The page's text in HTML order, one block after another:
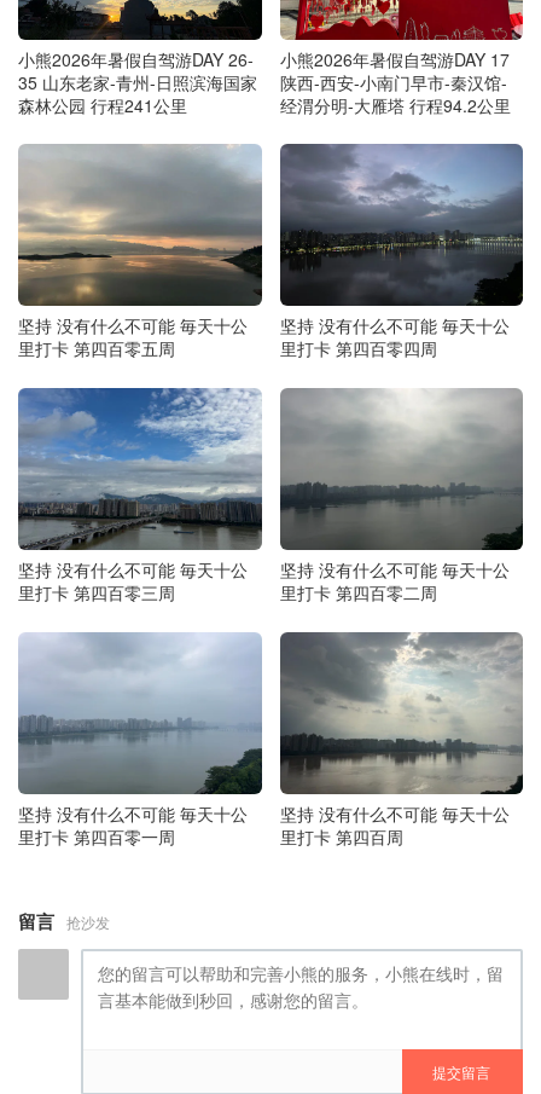
小熊2026年暑假自驾游DAY 26-
35 山东老家-青州-日照滨海国家
森林公园 行程241公里
小熊2026年暑假自驾游DAY 17
陕西-西安-小南门早市-秦汉馆-
经渭分明-大雁塔 行程94.2公里
坚持 没有什么不可能 毎天十公
里打卡 第四百零五周
坚持 没有什么不可能 毎天十公
里打卡 第四百零四周
坚持 没有什么不可能 毎天十公
里打卡 第四百零三周
坚持 没有什么不可能 毎天十公
里打卡 第四百零二周
坚持 没有什么不可能 毎天十公
里打卡 第四百零一周
坚持 没有什么不可能 毎天十公
里打卡 第四百周
留言 抢沙发
提交留言